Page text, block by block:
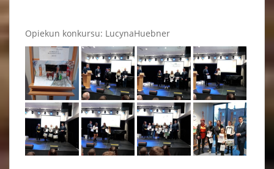
Opiekun konkursu: LucynaHuebner